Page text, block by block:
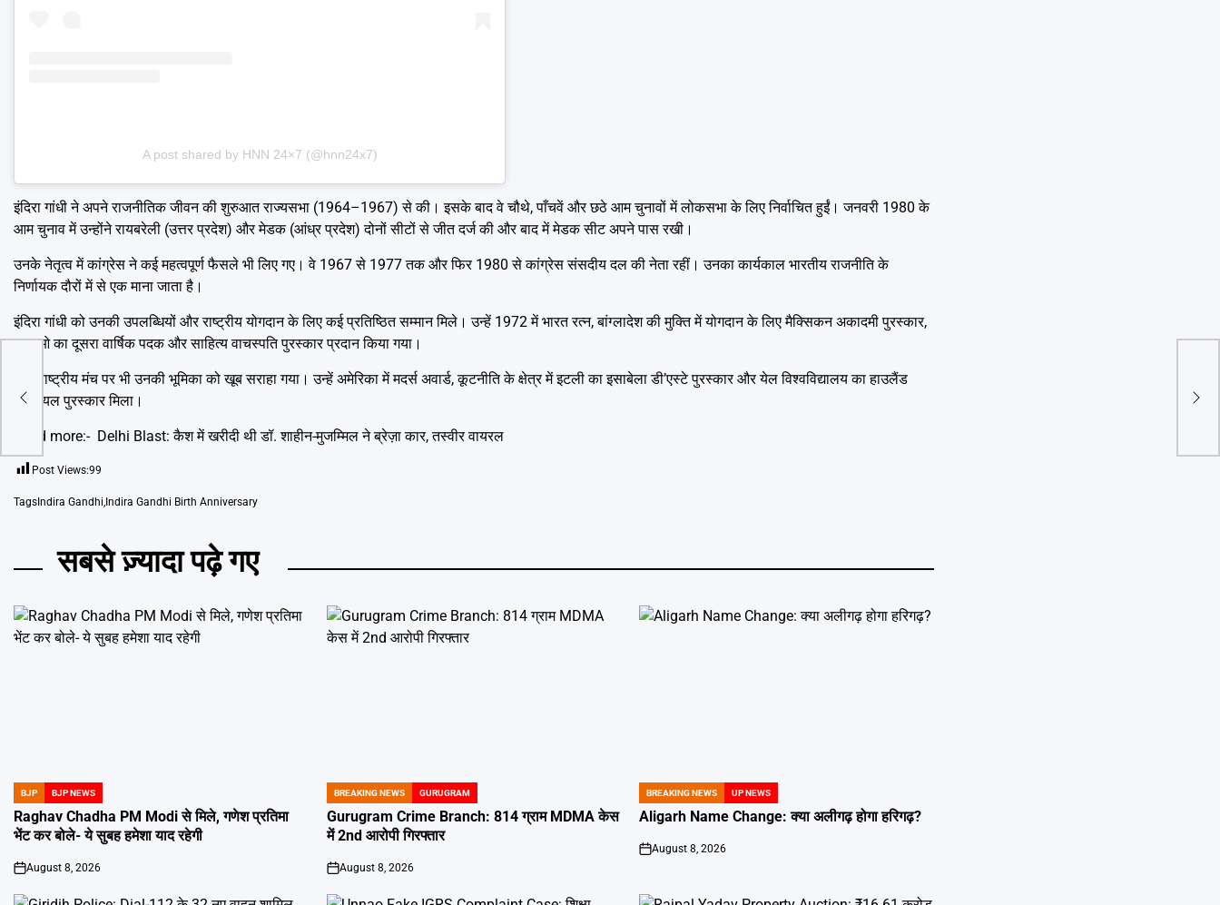
A post shared by HNN 24×7 (@hnn24x7)
इंदिरा गांधी ने अपने राजनीतिक जीवन की शुरुआत राज्यसभा (1964–1967) से की। इसके बाद वे चौथे, पाँचवें और छठे आम चुनावों में लोकसभा के लिए निर्वाचित हुईं। जनवरी 1980 के
आम चुनाव में उन्होंने रायबरेली (उत्तर प्रदेश) और मेडक (आंध्र प्रदेश) दोनों सीटों से जीत दर्ज की और बाद में मेडक सीट अपने पास रखी।
उनके नेतृत्व में कांग्रेस ने कई महत्वपूर्ण फैसले भी लिए गए। वे 1967 से 1977 तक और फिर 1980 से कांग्रेस संसदीय दल की नेता रहीं। उनका कार्यकाल भारतीय राजनीति के
निर्णायक दौरों में से एक माना जाता है।
इंदिरा गांधी को उनकी उपलब्धियों और राष्ट्रीय योगदान के लिए कई प्रतिष्ठित सम्मान मिले। उन्हें 1972 में भारत रत्न, बांग्लादेश की मुक्ति में योगदान के लिए मैक्सिकन अकादमी पुरस्कार,
एफएओ का दूसरा वार्षिक पदक और साहित्य वाचस्पति पुरस्कार प्रदान किया गया।
अंतरराष्ट्रीय मंच पर भी उनकी भूमिका को खूब सराहा गया। उन्हें अमेरिका में मदर्स अवार्ड, कूटनीति के क्षेत्र में इटली का इसाबेला डी’एस्टे पुरस्कार और येल विश्वविद्यालय का हाउलैंड
मेमोरियल पुरस्कार मिला।
Read more:- Delhi Blast: कैश में खरीदी थी डॉ. शाहीन-मुजम्मिल ने ब्रेज़ा कार, तस्वीर वायरल
Post Views:99
TagsIndira Gandhi Indira Gandhi Birth Anniversary
सबसे ज़्यादा पढ़े गए
POSTED
IN
BJP BJP NEWS
Raghav Chadha PM Modi से मिले, गणेश प्रतिमा
भेंट कर बोले- ये सुबह हमेशा याद रहेगी
on
August 8, 2026
POSTED
IN
BREAKING NEWS GURUGRAM
Gurugram Crime Branch: 814 ग्राम MDMA केस
में 2nd आरोपी गिरफ्तार
on
August 8, 2026
POSTED
IN
BREAKING NEWS UP NEWS
Aligarh Name Change: क्या अलीगढ़ होगा हरिगढ़?
on
August 8, 2026
400